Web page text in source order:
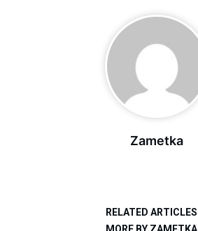
Zametka
RELATED ARTICLES